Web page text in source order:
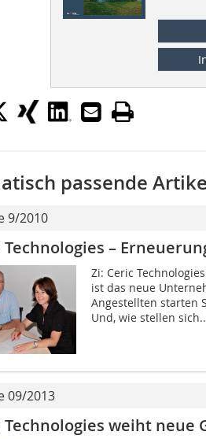
passende
9/2010
Technologies –
Zi: Ceric
ist das neue
Angestellten starten
Und, wie stellen
09/2013
Technologies weiht neue